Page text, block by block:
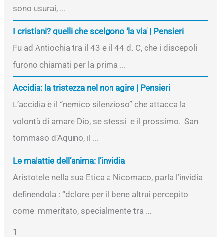
sono usurai, ...
I cristiani? quelli che scelgono ‘la via’ | Pensieri
Fu ad Antiochia tra il 43 e il 44 d. C, che i discepoli
furono chiamati per la prima ...
Accidia: la tristezza nel non agire | Pensieri
L’accidia è il “nemico silenzioso” che attacca la
volontà di amare Dio, se stessi e il prossimo. San
tommaso d’Aquino, il ...
Le malattie dell’anima: l’invidia
Aristotele nella sua Etica a Nicomaco, parla l’invidia
definendola : “dolore per il bene altrui percepito
come immeritato, specialmente tra ...
1